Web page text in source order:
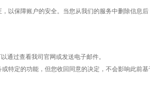
以保障账户的安全。当您从我们的服务中删除信息后
通过查看我司官网或发送电子邮件。
特定的功能，但您收回同意的决定，不会影响此前